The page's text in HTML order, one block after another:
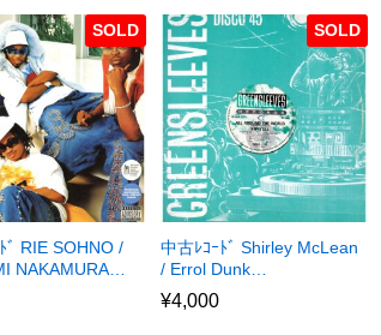
SOLD
ﾞ RIE SOHNO /
NAKAMURA…
SOLD
中古ﾚｺｰﾄﾞ Shirley McLean
/ Errol Dunk…
¥4,000